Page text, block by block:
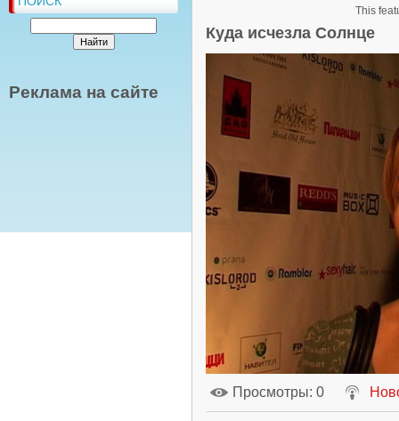
Реклама на сайте
Куда исчезла Солнце
Просмотры: 0
This